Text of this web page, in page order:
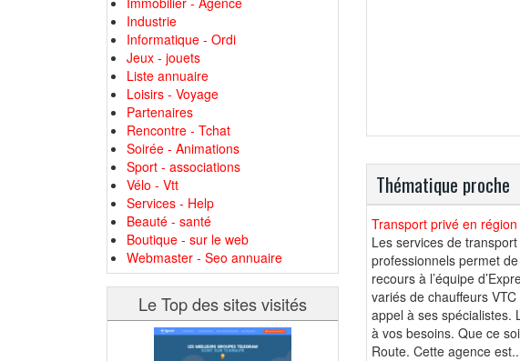
Industrie
Informatique - Ordi
Jeux - jouets
Liste annuaire
Loisirs - Voyage
Partenaires
Rencontre - Tchat
Soirée - Animations
Sport - associations
Vélo - Vtt
Services - Help
Beauté - santé
Boutique - sur le web
Webmaster - Seo annuaire
Le Top des sites visités
Thématique proche
Transport privé en
Les services de
professionnels permet
recours à l’équipe
variés de chauffeurs
appel à ses spécialistes.
à vos besoins. Que ce
Route. Cette agence